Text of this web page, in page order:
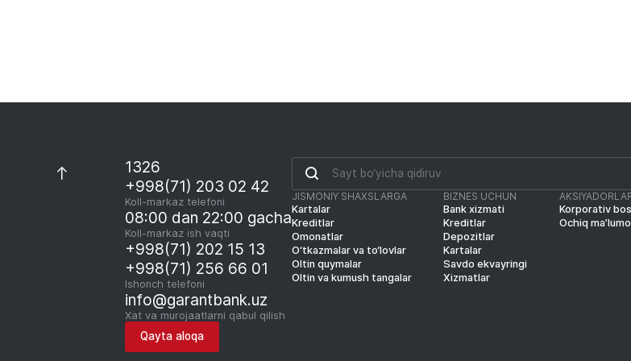
1326
+998(71) 203 02 42
Koll-markaz telefoni
08:00 dan 22:00 gacha
Koll-markaz ish vaqti
+998(71) 202 15 13
+998(71) 256 66 01
Ishonch telefoni
info@garantbank.uz
Xat va murojaatlarni qabul qilish
Qayta aloqa
JISMONIY SHAXSLARGA
Kartalar
Kreditlar
Omonatlar
O‘tkazmalar va to‘lovlar
Oltin quymalar
Oltin va kumush tangalar
BIZNES UCHUN
Bank xizmati
Kreditlar
Depozitlar
Kartalar
Savdo ekvayringi
Xizmatlar
Korporativ
Ochiq